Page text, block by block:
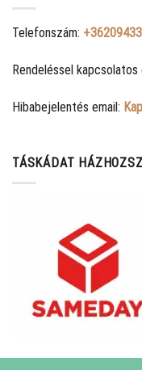
Telefonszám:
Rendeléssel kapcsolatos
Hibabejelentés email:
TÁSKÁDAT